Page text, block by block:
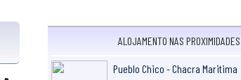
ALOJAMENTO NAS PROXIMIDADES
Pueblo Chico - Chacra Maritima